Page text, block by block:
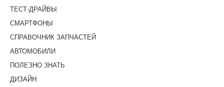
ТЕСТ-ДРАЙВЫ
СМАРТФОНЫ
СПРАВОЧНИК ЗАПЧАСТЕЙ
АВТОМОБИЛИ
ПОЛЕЗНО ЗНАТЬ
ДИЗАЙН